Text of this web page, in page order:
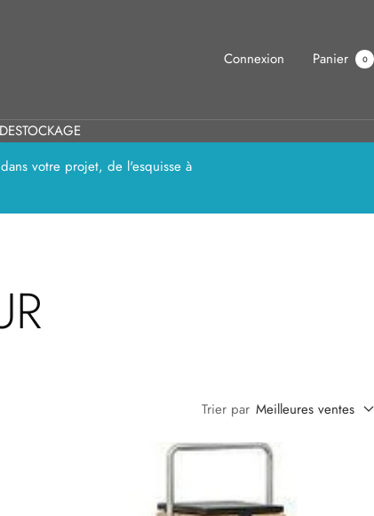
Connexion Panier 0
DESTOCKAGE
votre projet, de l'esquisse à
Trier par Meilleures ventes